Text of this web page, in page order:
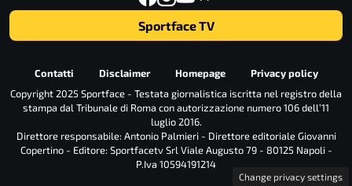
Sportface TV
Contatti Disclaimer Homepage
Privacy policy
Copyright 2025 Sportface - Testata giornalistica iscritta nel registro della
stampa dal Tribunale di Roma con autorizzazione numero 106 dell’11
luglio 2016.
Direttore responsabile: Antonio Palmieri - Direttore editoriale Giovanni
Copertino - Editore: Sportfacetv Srl Viale Augusto 79 - 80125 Napoli -
P.Iva 10594191214
Change privacy settings